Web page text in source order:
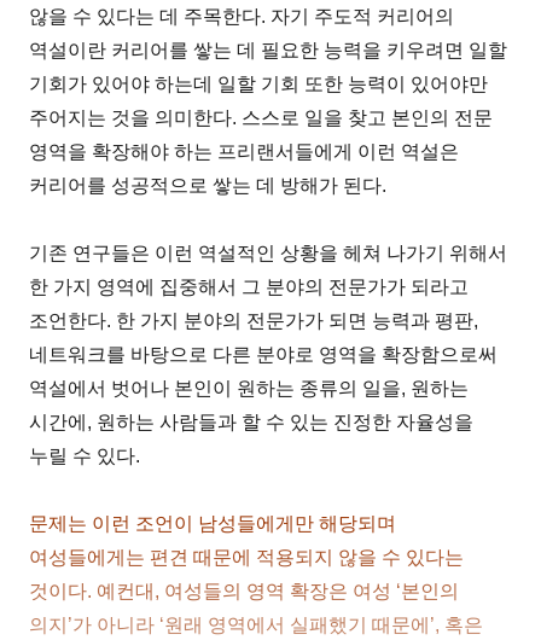
않을 수 있다는 데 주목한다. 자기 주도적 커리어의
역설이란 커리어를 쌓는 데 필요한 능력을 키우려면 일할
기회가 있어야 하는데 일할 기회 또한 능력이 있어야만
주어지는 것을 의미한다. 스스로 일을 찾고 본인의 전문
영역을 확장해야 하는 프리랜서들에게 이런 역설은
커리어를 성공적으로 쌓는 데 방해가 된다.
기존 연구들은 이런 역설적인 상황을 헤쳐 나가기 위해서
한 가지 영역에 집중해서 그 분야의 전문가가 되라고
조언한다. 한 가지 분야의 전문가가 되면 능력과 평판,
네트워크를 바탕으로 다른 분야로 영역을 확장함으로써
역설에서 벗어나 본인이 원하는 종류의 일을, 원하는
시간에, 원하는 사람들과 할 수 있는 진정한 자율성을
누릴 수 있다.
문제는 이런 조언이 남성들에게만 해당되며
여성들에게는 편견 때문에 적용되지 않을 수 있다는
것이다. 예컨대, 여성들의 영역 확장은 여성 ‘본인의
의지’가 아니라 ‘원래 영역에서 실패했기 때문에’, 혹은